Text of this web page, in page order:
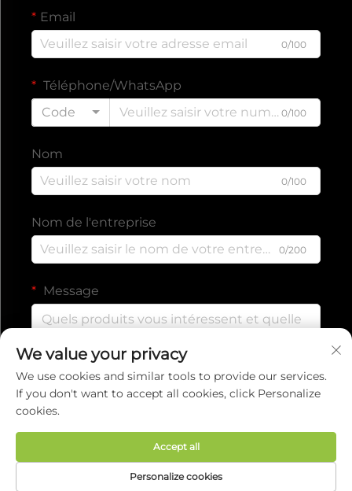
Email
0/100
Téléphone/WhatsApp
Code
0/100
Nom
0/100
Nom de l'entreprise
0/200
Message
Droits d'auteur © 2025 par EVERISE FITNESS CO.,
Politique de confidentialité
We value your privacy
We use cookies and similar tools to provide our services.
If you don't want to accept all cookies, click Personalize
cookies.
Personalize cookies
Accept all